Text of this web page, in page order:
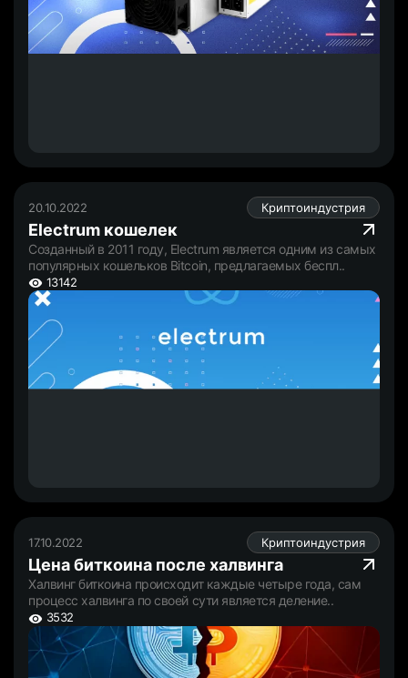
20.10.2022 Криптоиндустрия
Electrum кошелек
Созданный в 2011 году, Electrum является одним из самых
популярных кошельков Bitcoin, предлагаемых беспл..
13142
17.10.2022 Криптоиндустрия
Цена биткоина после халвинга
Халвинг биткоина происходит каждые четыре года, сам
процесс халвинга по своей сути является деление..
3532